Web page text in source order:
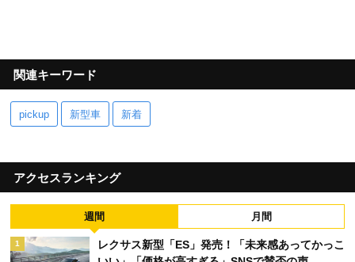
関連キーワード
pickup 新型車 新着
アクセスランキング
週間 月間
1
レクサス新型「ES」発売！「未来感あってかっこ